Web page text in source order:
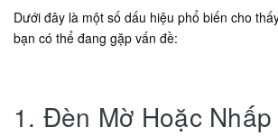
Dưới đây là một số dấu hiệu phổ biến cho
bạn có thể đang gặp vấn đề:
1. Đèn Mờ Hoặc